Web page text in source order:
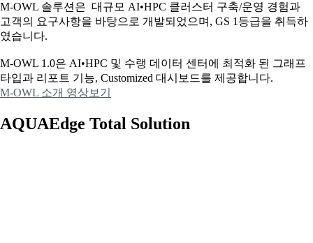
M-OWL 솔루션은 대규모 AI•HPC 클러스터 구축/운영 경험과
고객의 요구사항을 바탕으로 개발되었으며, GS 1등급을 취득하
였습니다.
M-OWL 1.0은 AI•HPC 및 수랭 데이터 센터에 최적화 된 그래프
타입과 리포트 기능, Customized 대시보드를 제공합니다.
M-OWL 소개 영상보기
AQUAEdge Total Solution